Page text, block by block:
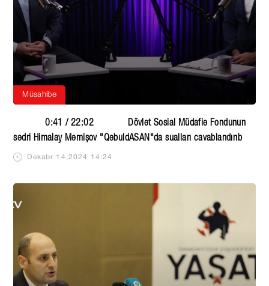
0:41 / 22:02 Dövlət Sosial Müdafiə Fondunun
sədri Himalay Məmişov "QəbuldASAN"da sualları cavablandırıb
Dekabr 14,2024 14:24
Müsahibə